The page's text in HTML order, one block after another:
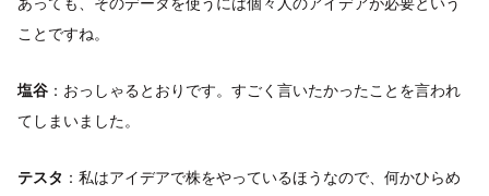
ことですね。
塩谷 ：おっしゃるとおりです。すごく言いたかったことを言われ
てしまいました。
テスタ ：私はアイデアで株をやっているほうなので、何かひらめ